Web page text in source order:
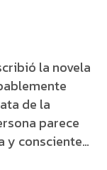
la novela
de la
parece
y consciente…